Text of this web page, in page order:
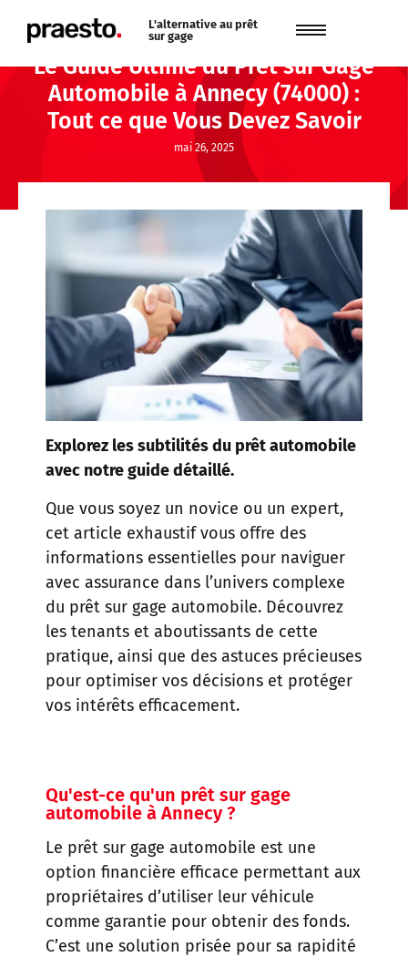
L'alternative au prêt
sur gage
Le Guide Ultime du Prêt sur Gage
Automobile à Annecy (74000) :
Tout ce que Vous Devez Savoir
mai 26, 2025
Explorez les subtilités du prêt automobile
avec notre guide détaillé.
Que vous soyez un novice ou un expert,
cet article exhaustif vous offre des
informations essentielles pour naviguer
avec assurance dans l’univers complexe
du prêt sur gage automobile. Découvrez
les tenants et aboutissants de cette
pratique, ainsi que des astuces précieuses
pour optimiser vos décisions et protéger
vos intérêts efficacement.
Qu'est-ce qu'un prêt sur gage
automobile à Annecy ?
Le prêt sur gage automobile est une
option financière efficace permettant aux
propriétaires d’utiliser leur véhicule
comme garantie pour obtenir des fonds.
C’est une solution prisée pour sa rapidité